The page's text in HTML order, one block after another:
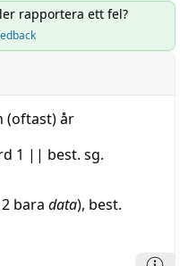
rapportera ett fel?
(oftast)år
1 || best. sg.
bara data), best.